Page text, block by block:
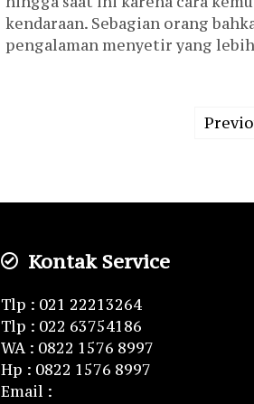
kendaraan. Sebagian orang
pengalaman menyetir yang
Kontak Service
Tlp : 021 22213264
Tlp : 022 63754186
WA : 0822 1576 8997
Hp : 0822 1576 8997
Email :